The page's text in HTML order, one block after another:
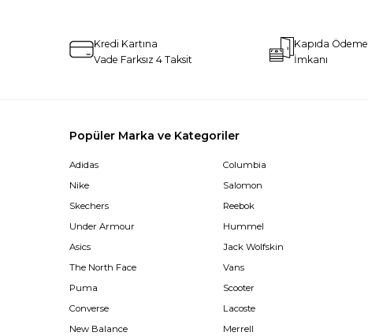
Kredi Kartına
Vade Farksız 4 Taksit
Kapıda Ödeme
İmkanı
Popüler Marka ve Kategoriler
Adidas
Nike
Skechers
Under Armour
Asics
The North Face
Puma
Converse
New Balance
Columbia
Salomon
Reebok
Hummel
Jack Wolfskin
Vans
Scooter
Lacoste
Merrell